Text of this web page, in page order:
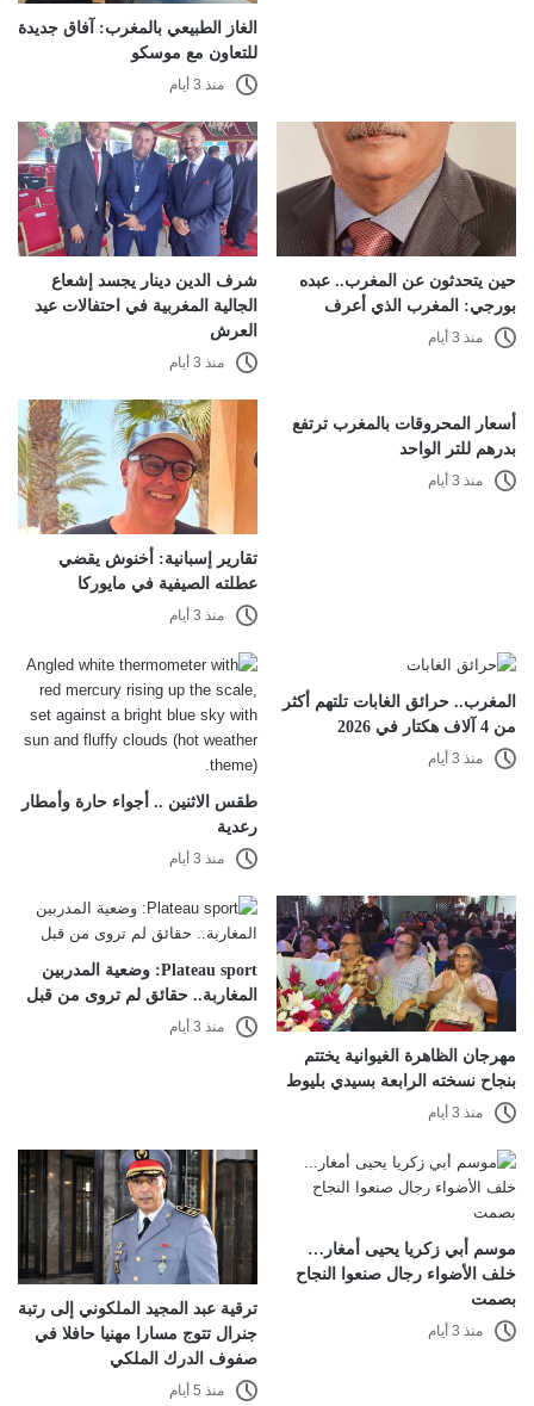
الغاز الطبيعي بالمغرب: آفاق جديدة
للتعاون مع موسكو
منذ 3 أيام
حين يتحدثون عن المغرب.. عبده
بورجي: المغرب الذي أعرف
منذ 3 أيام
شرف الدين دينار يجسد إشعاع
الجالية المغربية في احتفالات عيد
العرش
منذ 3 أيام
أسعار المحروقات بالمغرب ترتفع
بدرهم للتر الواحد
منذ 3 أيام
تقارير إسبانية: أخنوش يقضي
عطلته الصيفية في مايوركا
منذ 3 أيام
المغرب.. حرائق الغابات تلتهم أكثر
من 4 آلاف هكتار في 2026
منذ 3 أيام
طقس الاثنين .. أجواء حارة وأمطار
رعدية
منذ 3 أيام
مهرجان الظاهرة الغيوانية يختتم
بنجاح نسخته الرابعة بسيدي بليوط
منذ 3 أيام
Plateau sport: وضعية المدربين
المغاربة.. حقائق لم تروى من قبل
منذ 3 أيام
موسم أبي زكريا يحيى أمغار…
خلف الأضواء رجال صنعوا النجاح
بصمت
منذ 3 أيام
ترقية عبد المجيد الملكوني إلى رتبة
جنرال تتوج مسارا مهنيا حافلا في
صفوف الدرك الملكي
منذ 5 أيام